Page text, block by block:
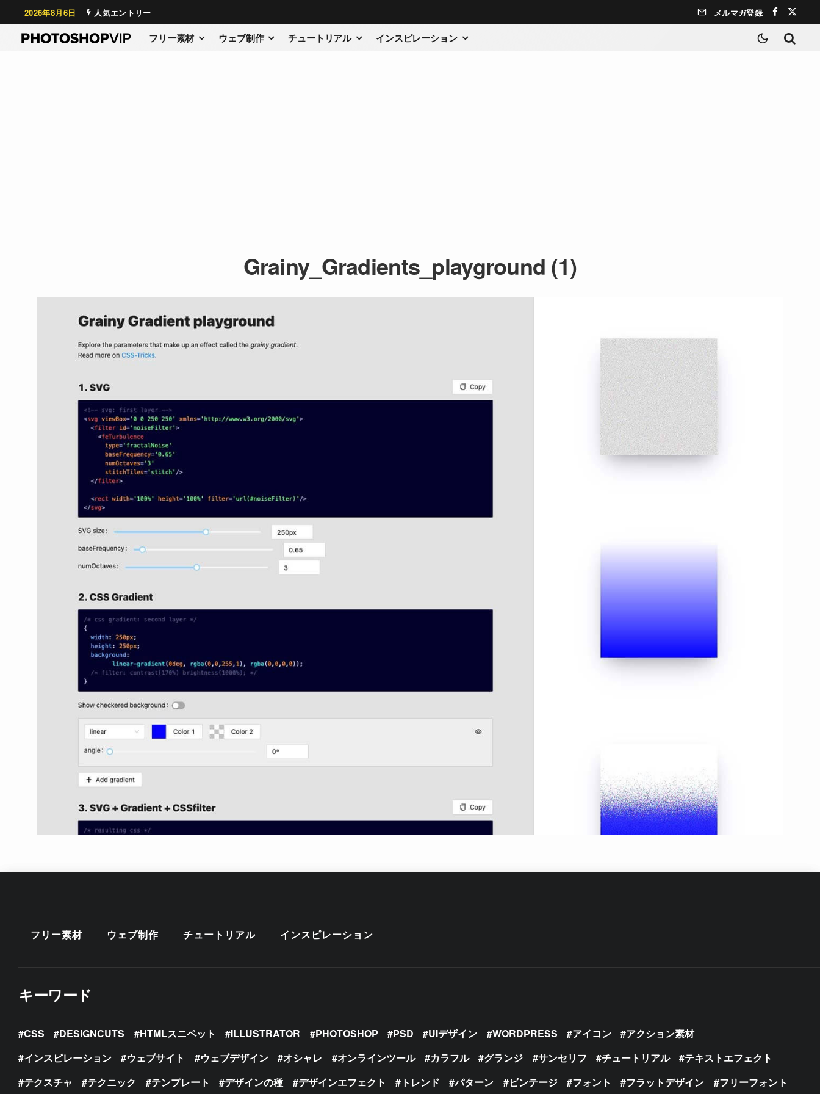
2026年8月6日 人気エントリー メルマガ登録
フリー素材 ウェブ制作 チュートリアル インスピレーション
Grainy_Gradients_playground (1)
フリー素材 ウェブ制作 チュートリアル インスピレーション
キーワード
CSS DESIGNCUTS HTMLスニペット ILLUSTRATOR PHOTOSHOP PSD UIデザイン WORDPRESS アイコン
アクション素材
インスピレーション
ウェブサイト ウェブデザイン オシャレ オンラインツール カラフル グランジ サンセリフ チュートリアル
テキストエフェクト
テクスチャ
テクニック テンプレート デザインの種 デザインエフェクト トレンド パターン ビンテージ フォント フラットデザイン フリーフォント